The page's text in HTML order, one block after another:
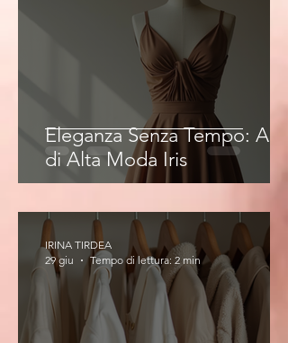
Eleganza Senza Tempo: Abiti
di Alta Moda Iris
IRINA TIRDEA
29 giu
Tempo di lettura: 2 min